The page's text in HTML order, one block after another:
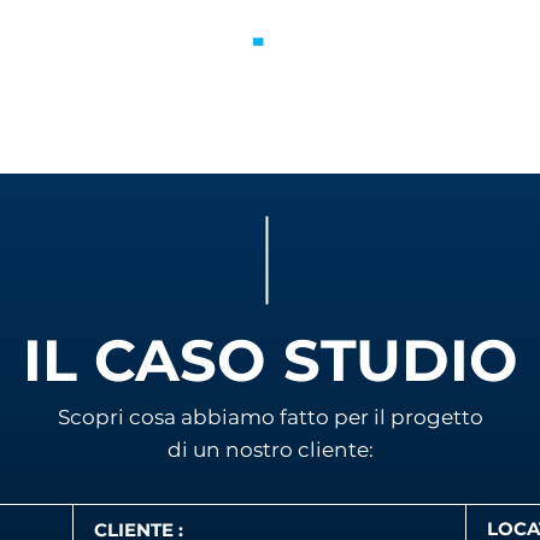
IL CASO STUDIO
Scopri cosa abbiamo fatto per il progetto
di un nostro cliente:
CLIENTE :